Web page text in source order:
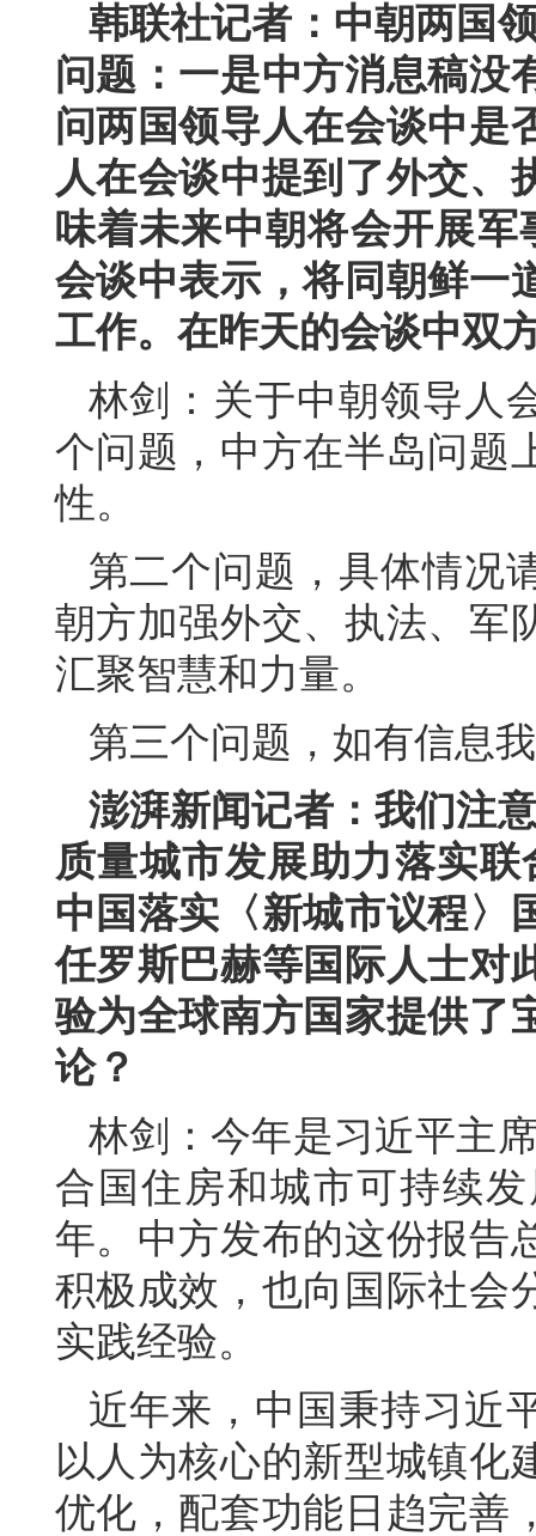
韩联社记者：中朝两国
问题：一是中方消息稿没
问两国领导人在会谈中是
人在会谈中提到了外交、
味着未来中朝将会开展
会谈中表示，将同朝鲜一
工作。在昨天的会谈中双
林剑：关于中朝领导人
个问题，中方在半岛问题
性。
第二个问题，具体情况
朝方加强外交、执法、军
汇聚智慧和力量。
第三个问题，如有信息
澎湃新闻记者：我们注
质量城市发展助力落实
中国落实〈新城市议程〉
任罗斯巴赫等国际人士对
验为全球南方国家提供了
论？
林剑：今年是习近平主
合国住房和城市可持续
年。中方发布的这份报告
积极成效，也向国际社会
实践经验。
近年来，中国秉持习近
以人为核心的新型城镇化
优化，配套功能日趋完善